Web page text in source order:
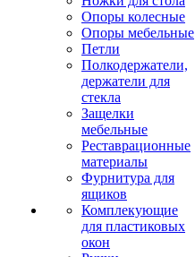
Опоры колесные
Опоры мебельные
Петли
Полкодержатели,
держатели для
стекла
Защелки
мебельные
Реставрационные
материалы
Фурнитура для
ящиков
Комплекующие
для пластиковых
окон